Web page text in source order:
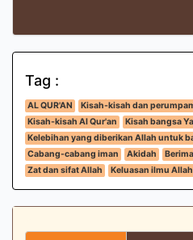
Tag :
AL QUR'AN
Kisah-kisah dan
Kisah-kisah Al Qur'an
Kisah bangsa
Kelebihan yang diberikan Allah untuk
Cabang-cabang iman
Akidah
Zat dan sifat Allah
Keluasan ilmu Allah